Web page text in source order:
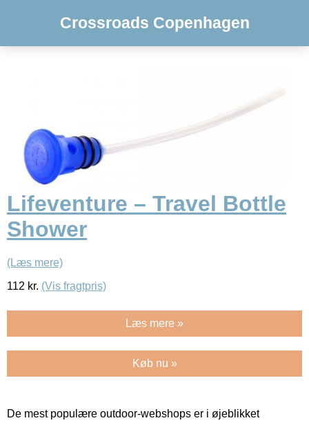
Crossroads Copenhagen
Lifeventure – Travel Bottle
Shower
(Læs mere)
112 kr. (Vis fragtpris)
Læs mere »
Køb nu »
De mest populære outdoor-webshops er i øjeblikket